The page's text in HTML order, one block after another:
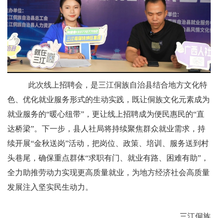
此次线上招聘会，是三江侗族自治县结合地方文化特
色、优化就业服务形式的生动实践，既让侗族文化元素成为
就业服务的“暖心纽带”，更让线上招聘成为便民惠民的“直
达桥梁”。下一步，县人社局将持续聚焦群众就业需求， 持
续开展“金秋送岗”活动， 把岗位、政策、培训、服务送到村
头巷尾，确保重点群体“求职有门、就业有路、困难有助”，
全力助推劳动力实现更高质量就业，为地方经济社会高质量
发展注入坚实民生动力。